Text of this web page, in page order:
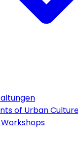
of Urban
Workshops